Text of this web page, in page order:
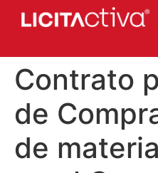
Contrato
de
de